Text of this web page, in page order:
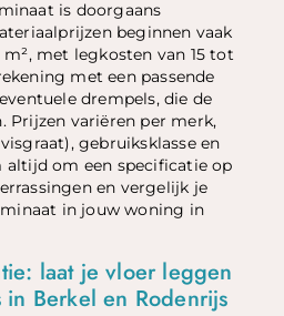
is doorgaans
beginnen vaak
met legkosten van 15 tot
met een passende
drempels, die de
Prijzen variëren per merk,
gebruiksklasse en
altijd om een specificatie op
en vergelijk je
in jouw woning in
laat je vloer leggen
Berkel en Rodenrijs